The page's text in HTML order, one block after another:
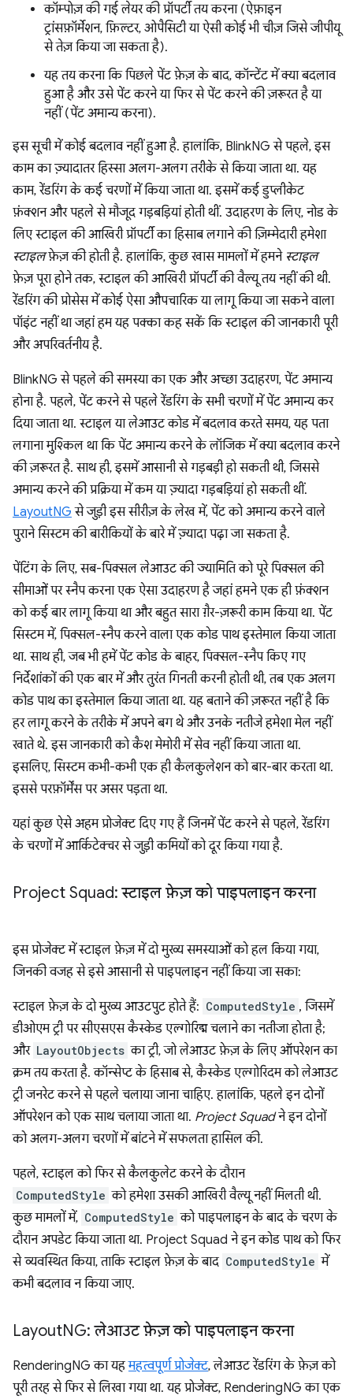
कॉम्पोज़ की गई लेयर की प्रॉपर्टी तय करना (ऐफ़ाइन
ट्रांसफ़ॉर्मेशन, फ़िल्टर, ओपैसिटी या ऐसी कोई भी चीज़ जिसे जीपीयू
से तेज़ किया जा सकता है).
यह तय करना कि पिछले पेंट फ़ेज़ के बाद, कॉन्टेंट में क्या बदलाव
हुआ है और उसे पेंट करने या फिर से पेंट करने की ज़रूरत है या
नहीं (पेंट अमान्य करना).
इस सूची में कोई बदलाव नहीं हुआ है. हालांकि, BlinkNG से पहले, इस
काम का ज़्यादातर हिस्सा अलग-अलग तरीके से किया जाता था. यह
काम, रेंडरिंग के कई चरणों में किया जाता था. इसमें कई डुप्लीकेट
फ़ंक्शन और पहले से मौजूद गड़बड़ियां होती थीं. उदाहरण के लिए, नोड के
लिए स्टाइल की आखिरी प्रॉपर्टी का हिसाब लगाने की ज़िम्मेदारी हमेशा
स्टाइलफ़ेज़ की होती है. हालांकि, कुछ खास मामलों में हमने स्टाइल
फ़ेज़ पूरा होने तक, स्टाइल की आखिरी प्रॉपर्टी की वैल्यू तय नहीं की थी.
रेंडरिंग की प्रोसेस में कोई ऐसा औपचारिक या लागू किया जा सकने वाला
पॉइंट नहीं था जहां हम यह पक्का कह सकें कि स्टाइल की जानकारी पूरी
और अपरिवर्तनीय है.
BlinkNG से पहले की समस्या का एक और अच्छा उदाहरण, पेंट अमान्य
होना है. पहले, पेंट करने से पहले रेंडरिंग के सभी चरणों में पेंट अमान्य कर
दिया जाता था. स्टाइल या लेआउट कोड में बदलाव करते समय, यह पता
लगाना मुश्किल था कि पेंट अमान्य करने के लॉजिक में क्या बदलाव करने
की ज़रूरत है. साथ ही, इसमें आसानी से गड़बड़ी हो सकती थी, जिससे
अमान्य करने की प्रक्रिया में कम या ज़्यादा गड़बड़ियां हो सकती थीं.
LayoutNG से जुड़ी इस सीरीज़ के लेख में, पेंट को अमान्य करने वाले
पुराने सिस्टम की बारीकियों के बारे में ज़्यादा पढ़ा जा सकता है.
पेंटिंग के लिए, सब-पिक्सल लेआउट की ज्यामिति को पूरे पिक्सल की
सीमाओं पर स्नैप करना एक ऐसा उदाहरण है जहां हमने एक ही फ़ंक्शन
को कई बार लागू किया था और बहुत सारा ग़ैर-ज़रूरी काम किया था. पेंट
सिस्टम में, पिक्सल-स्नैप करने वाला एक कोड पाथ इस्तेमाल किया जाता
था. साथ ही, जब भी हमें पेंट कोड के बाहर, पिक्सल-स्नैप किए गए
निर्देशांकों की एक बार में और तुरंत गिनती करनी होती थी, तब एक अलग
कोड पाथ का इस्तेमाल किया जाता था. यह बताने की ज़रूरत नहीं है कि
हर लागू करने के तरीके में अपने बग थे और उनके नतीजे हमेशा मेल नहीं
खाते थे. इस जानकारी को कैश मेमोरी में सेव नहीं किया जाता था.
इसलिए, सिस्टम कभी-कभी एक ही कैलकुलेशन को बार-बार करता था.
इससे परफ़ॉर्मेंस पर असर पड़ता था.
यहां कुछ ऐसे अहम प्रोजेक्ट दिए गए हैं जिनमें पेंट करने से पहले, रेंडरिंग
के चरणों में आर्किटेक्चर से जुड़ी कमियों को दूर किया गया है.
Project Squad: स्टाइल फ़ेज़ को पाइपलाइन करना
इस प्रोजेक्ट में स्टाइल फ़ेज़ में दो मुख्य समस्याओं को हल किया गया,
जिनकी वजह से इसे आसानी से पाइपलाइन नहीं किया जा सका:
स्टाइल फ़ेज़ के दो मुख्य आउटपुट होते हैं: ComputedStyle , जिसमें
डीओएम ट्री पर सीएसएस कैस्केड एल्गोरिद्म चलाने का नतीजा होता है;
और LayoutObjects का ट्री, जो लेआउट फ़ेज़ के लिए ऑपरेशन का
क्रम तय करता है. कॉन्सेप्ट के हिसाब से, कैस्केड एल्गोरिदम को लेआउट
ट्री जनरेट करने से पहले चलाया जाना चाहिए. हालांकि, पहले इन दोनों
ऑपरेशन को एक साथ चलाया जाता था. Project Squadने इन दोनों
को अलग-अलग चरणों में बांटने में सफलता हासिल की.
पहले, स्टाइल को फिर से कैलकुलेट करने के दौरान
ComputedStyle को हमेशा उसकी आखिरी वैल्यू नहीं मिलती थी.
कुछ मामलों में, ComputedStyle को पाइपलाइन के बाद के चरण के
दौरान अपडेट किया जाता था. Project Squad ने इन कोड पाथ को फिर
से व्यवस्थित किया, ताकि स्टाइल फ़ेज़ के बाद ComputedStyle में
कभी बदलाव न किया जाए.
LayoutNG: लेआउट फ़ेज़ को पाइपलाइन करना
RenderingNG का यहमहत्वपूर्ण प्रोजेक्ट, लेआउट रेंडरिंग के फ़ेज़ को
पूरी तरह से फिर से लिखा गया था. यह प्रोजेक्ट, RenderingNG का एक